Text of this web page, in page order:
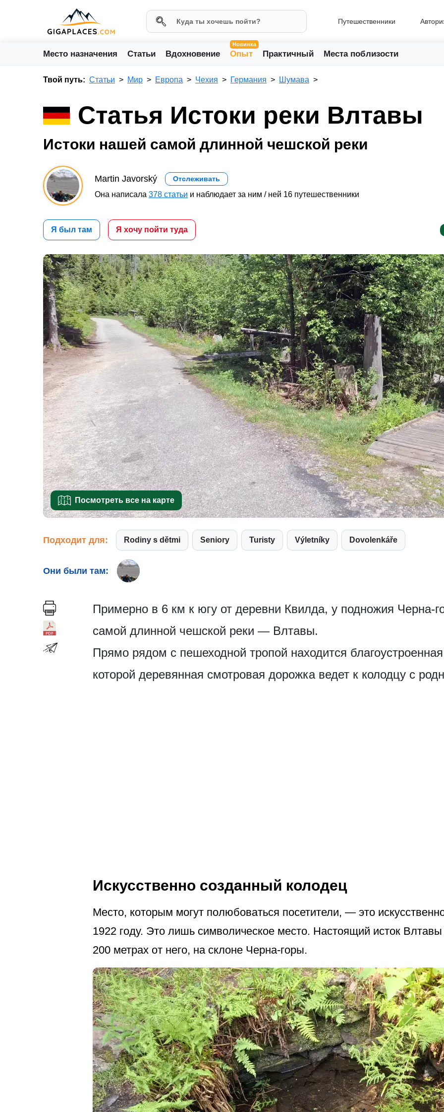
Путешественники
Место назначения Статьи Вдохновение
Новинка
Опыт Практичный Места поблизости
Твой путь: Статьи Мир Европа Чехия Германия Шумава
Статья Истоки реки Влтавы
Истоки нашей самой длинной чешской реки
Martin Javorský Отслеживать
Она написала 378 статьи и наблюдает за ним / ней 16 путешественники
Я был там Я хочу пойти туда
Посмотреть все на карте
Подходит для: Rodiny s dětmi Seniory Turisty Výletníky Dovolenkáře
Они были там:
Примерно в 6 км к югу от деревни Квилда, у подножия Черна-
самой длинной чешской реки — Влтавы.
Прямо рядом с пешеходной тропой находится
которой деревянная смотровая дорожка ведет к колодцу с
Искусственно созданный колодец
Место, которым могут полюбоваться посетители, — это
1922 году. Это лишь символическое место. Настоящий исток
200 метрах от него, на склоне Черна-горы.